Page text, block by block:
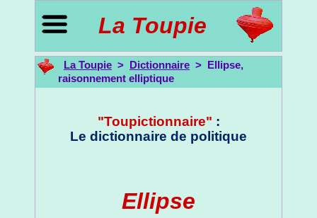
La Toupie
La Toupie > Dictionnaire > Ellipse,
raisonnement elliptique
"Toupictionnaire" :
Le dictionnaire de politique
Ellipse